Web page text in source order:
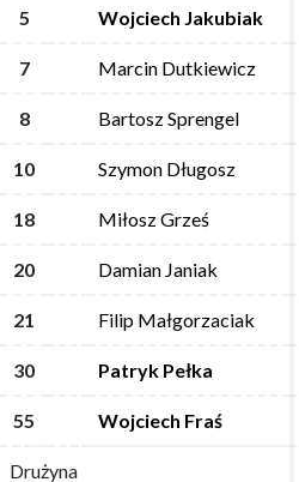
5 Wojciech Jakubiak
7 Marcin Dutkiewicz
8 Bartosz Sprengel
10 Szymon Długosz
18 Miłosz Grześ
20 Damian Janiak
21 Filip Małgorzaciak
30 Patryk Pełka
55 Wojciech Fraś
Drużyna
5 Wojciech Jakubiak
7 Marcin Dutkiewicz
8 Bartosz Sprengel
10 Szymon Długosz
18 Miłosz Grześ
20 Damian Janiak
21 Filip Małgorzaciak
30 Patryk Pełka
55 Wojciech Fraś
Drużyna